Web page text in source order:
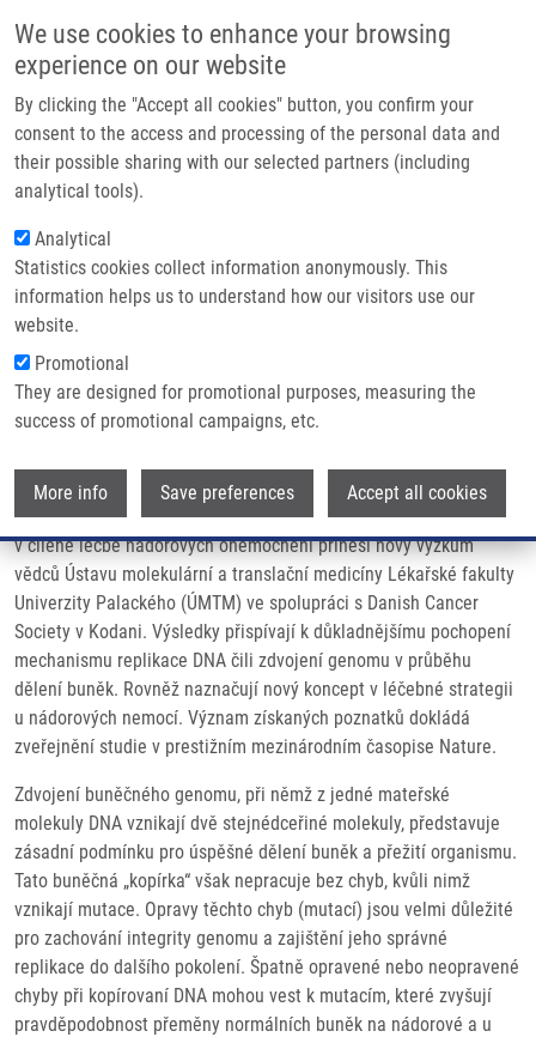
We use cookies to enhance your browsing
experience on our website
By clicking the "Accept all cookies" button, you confirm your
consent to the access and processing of the personal data and
their possible sharing with our selected partners (including
analytical tools).
Analytical
Statistics cookies collect information anonymously. This
information helps us to understand how our visitors use our
website.
Promotional
They are designed for promotional purposes, measuring the
success of promotional campaigns, etc.
More info Save preferences Accept all cookies
Main navigation
Home
Partner institutions
Infrastructure & services
Contact
Breadcrumb
Home
Press Releases
Nepřiměřená Rychlost Replikace DNA Škodí Nádorovým Buňkám
Nepřiměřená rychlost replikace DNA
škodí nádorovým buňkám
Nepřiměřená rychlost replikace DNA škodí nádorovým buňkám –
které se nyní dostává i k pacientkám v České republice
Olomouc (27. června 2018) – Průlomové informace využitelné
v cílené léčbě nádorových onemocnění přinesl nový výzkum
vědců Ústavu molekulární a translační medicíny Lékařské fakulty
Univerzity Palackého (ÚMTM) ve spolupráci s Danish Cancer
Society v Kodani. Výsledky přispívají k důkladnějšímu pochopení
mechanismu replikace DNA čili zdvojení genomu v průběhu
dělení buněk. Rovněž naznačují nový koncept v léčebné strategii
u nádorových nemocí. Význam získaných poznatků dokládá
zveřejnění studie v prestižním mezinárodním časopise Nature.
Zdvojení buněčného genomu, při němž z jedné mateřské
molekuly DNA vznikají dvě stejnédceřiné molekuly, představuje
zásadní podmínku pro úspěšné dělení buněk a přežití organismu.
Tato buněčná „kopírka“ však nepracuje bez chyb, kvůli nimž
vznikají mutace. Opravy těchto chyb (mutací) jsou velmi důležité
pro zachování integrity genomu a zajištění jeho správné
replikace do dalšího pokolení. Špatně opravené nebo neopravené
chyby při kopírovaní DNA mohou vest k mutacím, které zvyšují
pravděpodobnost přeměny normálních buněk na nádorové a u